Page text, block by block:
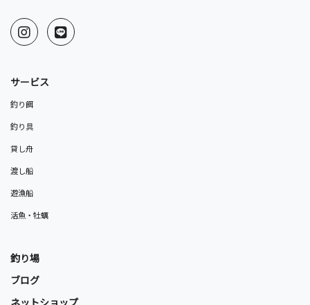
サービス
釣り餌
釣り具
貸し舟
渡し船
遊漁船
活魚・牡蠣
釣り場
ブログ